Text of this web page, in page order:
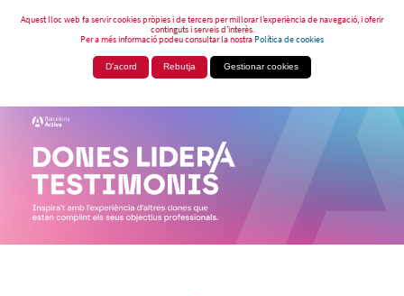
Aquest lloc web fa servir cookies pròpies i de tercers per millorar l’experiència de navegació, i oferir
continguts i serveis d’interès.
Per a més informació podeu consultar la nostraPolítica de cookies
D'acord Rebutja Gestionar cookies